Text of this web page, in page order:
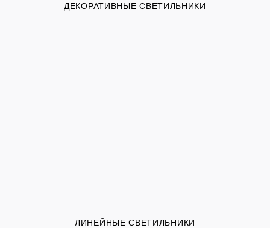
ДЕКОРАТИВНЫЕ СВЕТИЛЬНИКИ
ЛИНЕЙНЫЕ СВЕТИЛЬНИКИ